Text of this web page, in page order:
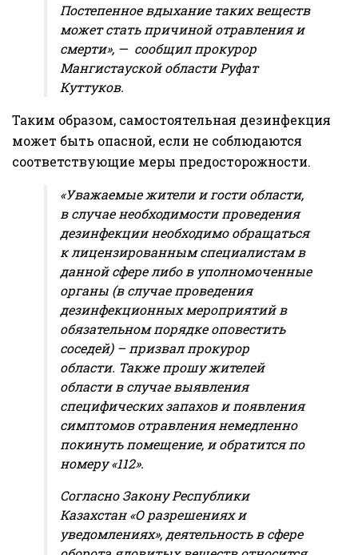
Постепенное вдыхание таких веществ
может стать причиной отравления и
смерти», — сообщил прокурор
Мангистауской области Руфат
Куттуков.
Таким образом, самостоятельная дезинфекция
может быть опасной, если не соблюдаются
соответствующие меры предосторожности.
«Уважаемые жители и гости области,
в случае необходимости проведения
дезинфекции необходимо обращаться
к лицензированным специалистам в
данной сфере либо в уполномоченные
органы (в случае проведения
дезинфекционных мероприятий в
обязательном порядке оповестить
соседей) – призвал прокурор
области. Также прошу жителей
области в случае выявления
специфических запахов и появления
симптомов отравления немедленно
покинуть помещение, и обратится по
номеру «112».
Согласно Закону Республики
Казахстан «О разрешениях и
уведомлениях», деятельность в сфере